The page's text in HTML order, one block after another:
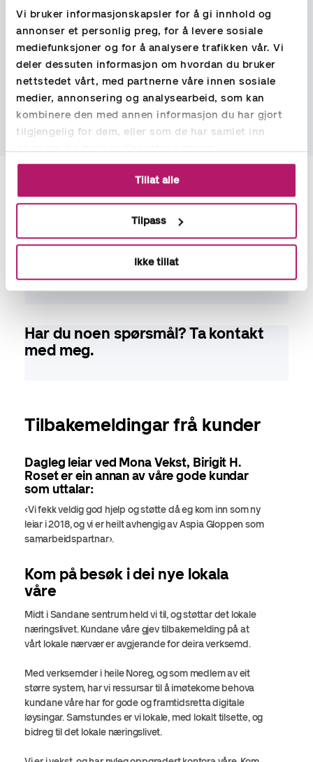
Vi bruker informasjonskapsler for å gi innhold og
annonser et personlig preg, for å levere sosiale
mediefunksjoner og for å analysere trafikken vår. Vi
deler dessuten informasjon om hvordan du bruker
nettstedet vårt, med partnerne våre innen sosiale
medier, annonsering og analysearbeid, som kan
kombinere den med annen informasjon du har gjort
tilgjengelig for dem, eller som de har samlet inn
gjennom din bruk av tjenestene deres.
Tillat alle
Tilpass
Ikke tillat
samarbeidet enkelt, forutsigbart og transparent – og gjev
rom for eit tillitsfullt forhold som varer.
Vi er dedikerte til å levere som avtalt, kvar einaste gong.
Det er slik vi bygger verdi – og slik vi hjelper verksemda di
framover.
Avdelingsleiar | Aspia Nordfjord
lena.skinlo@aspia.no
+47 486 07 301
Har du noen spørsmål? Ta kontakt
med meg.
Tilbakemeldingar frå kunder
Dagleg leiar ved Mona Vekst, Birigit H.
Roset er ein annan av våre gode kundar
som uttalar:
«Vi fekk veldig god hjelp og støtte då eg kom inn som ny
leiar i 2018, og vi er heilt avhengig av Aspia Gloppen som
samarbeidspartnar».
Kom på besøk i dei nye lokala
våre
Midt i Sandane sentrum held vi til, og støttar det lokale
næringslivet. Kundane våre gjev tilbakemelding på at
vårt lokale nærvær er avgjerande for deira verksemd.
Med verksemder i heile Noreg, og som medlem av eit
større system, har vi ressursar til å imøtekome behova
kundane våre har for gode og framtidsretta digitale
løysingar. Samstundes er vi lokale, med lokalt tilsette, og
bidreg til det lokale næringslivet.